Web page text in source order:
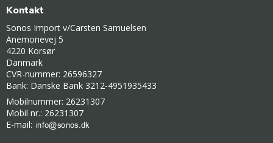
Kontakt
Sonos Import v/Carsten Samuelsen
Anemonevej 5
4220 Korsør
Danmark
CVR-nummer: 26596327
Bank: Danske Bank 3212-4951935433
Mobilnummer: 26231307
Mobil nr.: 26231307
E-mail: